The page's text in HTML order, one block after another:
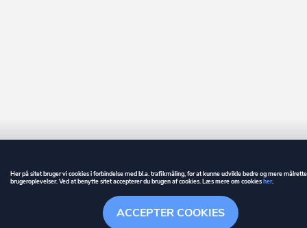
GUIDE BETINGELSER
er et registreret varemærke tilhørende ownr ApS – CVR nr.: 36 40 88
ACCEPTER COOKIES
Her på sitet bruger vi cookies i forbindelse med bl.a. trafikmåling, for at kunne udvikle bedre og mere
brugeroplevelser. Ved at benytte sitet accepterer du brugen af cookies. Læs mere om cookiesher.